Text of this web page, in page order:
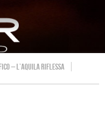
– L’AQUILA RIFLESSA